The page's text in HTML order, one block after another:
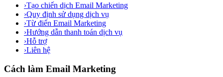
›Tạo chiến dịch Email Marketing
›Quy định sử dụng dịch vụ
›Từ điển Email Marketing
›Hướng dẫn thanh toán dịch vụ
›Hỗ trợ
›Liên hệ
Cách làm Email Marketing